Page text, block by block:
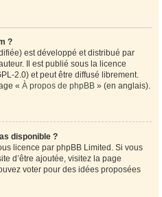
?
est développé et distribué par
Il est publié sous la licence
2.0) et peut être diffusé librement.
« À propos de phpBB » (en anglais).
disponible ?
licence par phpBB Limited. Si vous
d’être ajoutée, visitez la page
voter pour des idées proposées